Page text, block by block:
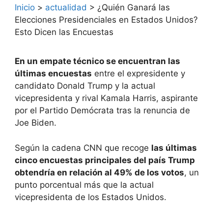
Inicio > actualidad > ¿Quién Ganará las
Elecciones Presidenciales en Estados Unidos?
Esto Dicen las Encuestas
En un empate técnico se encuentran las
últimas encuestas entre el expresidente y
candidato Donald Trump y la actual
vicepresidenta y rival Kamala Harris, aspirante
por el Partido Demócrata tras la renuncia de
Joe Biden.
Según la cadena CNN que recoge las últimas
cinco encuestas principales del país Trump
obtendría en relación al 49% de los votos, un
punto porcentual más que la actual
vicepresidenta de los Estados Unidos.